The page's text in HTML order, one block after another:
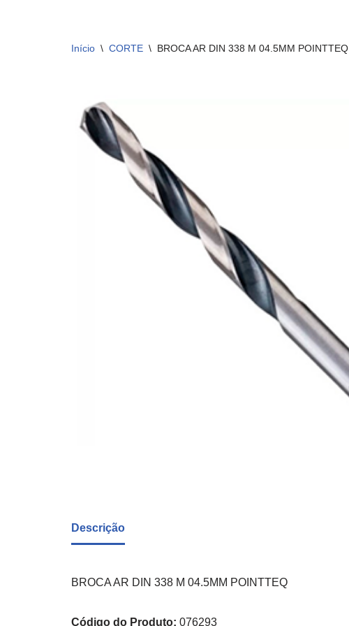
Início \ CORTE \ BROCA AR DIN 338 M 04.5MM POINTTEQ
Descrição
BROCA AR DIN 338 M 04.5MM POINTTEQ
Código do Produto: 076293